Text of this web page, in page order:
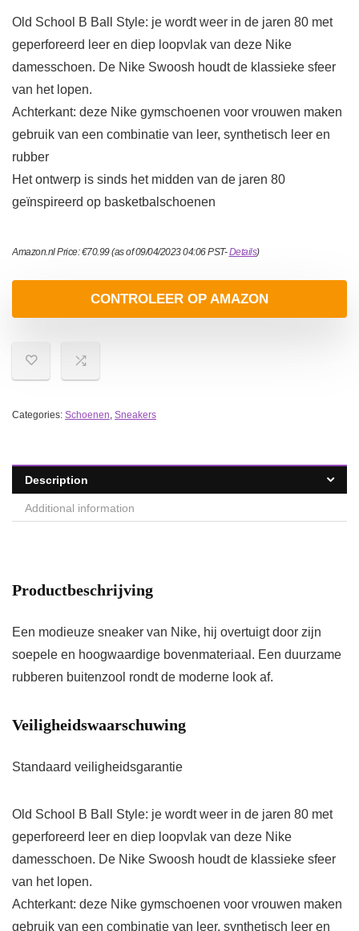
Old School B Ball Style: je wordt weer in de jaren 80 met
geperforeerd leer en diep loopvlak van deze Nike
damesschoen. De Nike Swoosh houdt de klassieke sfeer
van het lopen.
Achterkant: deze Nike gymschoenen voor vrouwen maken
gebruik van een combinatie van leer, synthetisch leer en
rubber
Het ontwerp is sinds het midden van de jaren 80
geïnspireerd op basketbalschoenen
Amazon.nl Price:€70.99(as of 09/04/2023 04:06 PST-Details)
CONTROLEER OP AMAZON
Categories: Schoenen, Sneakers
Description
Additional information
Productbeschrijving
Een modieuze sneaker van Nike, hij overtuigt door zijn
soepele en hoogwaardige bovenmateriaal. Een duurzame
rubberen buitenzool rondt de moderne look af.
Veiligheidswaarschuwing
Standaard veiligheidsgarantie
Old School B Ball Style: je wordt weer in de jaren 80 met
geperforeerd leer en diep loopvlak van deze Nike
damesschoen. De Nike Swoosh houdt de klassieke sfeer
van het lopen.
Achterkant: deze Nike gymschoenen voor vrouwen maken
gebruik van een combinatie van leer, synthetisch leer en